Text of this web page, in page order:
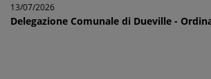
13/07/2026
Delegazione Comunale di Dueville -